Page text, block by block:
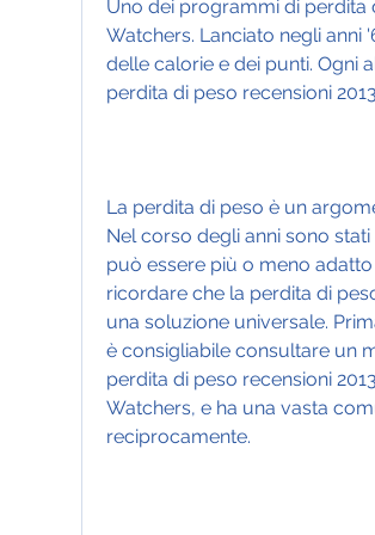
Uno dei programmi di perdita
Watchers. Lanciato negli
delle calorie e dei punti. Ogni
perdita di peso recensioni
La perdita di peso è un
Nel corso degli anni sono
può essere più o meno
ricordare che la perdita di
una soluzione universale.
è consigliabile consultare un
perdita di peso recensioni
Watchers, e ha una vasta
reciprocamente.